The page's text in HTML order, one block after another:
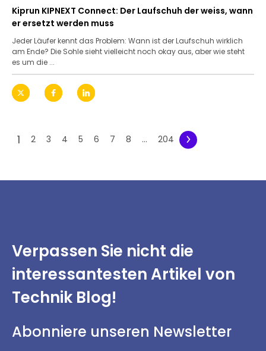
Kiprun KIPNEXT Connect: Der Laufschuh der weiss, wann
er ersetzt werden muss
Jeder Läufer kennt das Problem: Wann ist der Laufschuh wirklich
am Ende? Die Sohle sieht vielleicht noch okay aus, aber wie steht
es um die ...
1 2 3 4 5 6 7 8 ... 204
Verpassen Sie nicht die
interessantestenArtikel von
Technik Blog!
Abonniere unseren Newsletter